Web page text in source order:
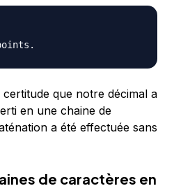
que notre décimal a
en une chaine de
a été effectuée sans
de caractères en